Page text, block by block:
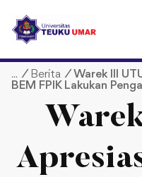
p
/ Berita / Warek III
BEM FPIK Lakukan